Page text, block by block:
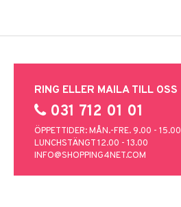
RING ELLER MAILA TILL OSS
031 712 01 01
ÖPPETTIDER: MÅN.-FRE. 9.00 - 15.00
LUNCHSTÄNGT 12.00 - 13.00
INFO@SHOPPING4NET.COM